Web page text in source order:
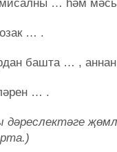
… һәм
… .
башта … ,
… .